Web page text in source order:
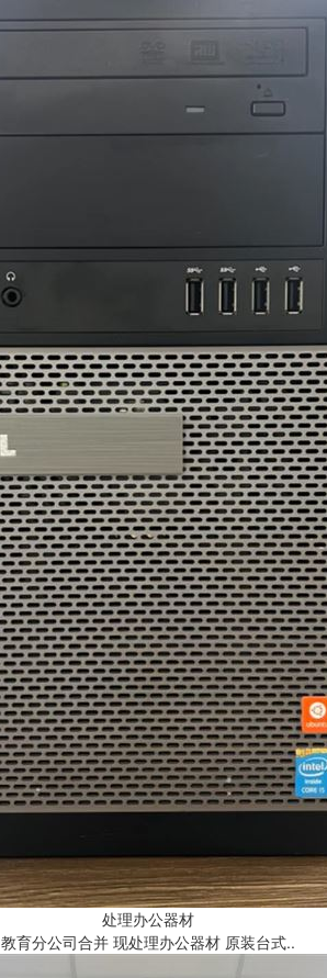
处理办公器材
教育分公司合并 现处理办公器材 原装台式..